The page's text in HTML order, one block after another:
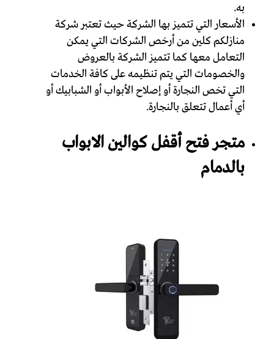
به.
الأسعار التي تتميز بها الشركة حيث تعتبر شركة
منازلكم كلين من أرخص الشركات التي يمكن
التعامل معها كما تتميز الشركة بالعروض
والخصومات التي يتم تنظيمه على كافة الخدمات
التي تخص النجارة أو إصلاح الأبواب أو الشبابيك أو
أي أعمال تتعلق بالنجارة.
‏متجر فتح ‏أقفل كوالين الابواب
بالدمام